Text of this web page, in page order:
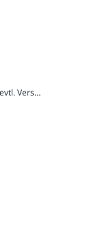
991,20 € / Stück inkl. 20 % MwSt., zzgl. evtl. Versandkosten